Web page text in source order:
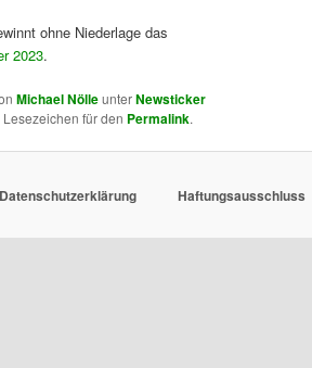
ohne Niederlage das
2023.
Michael NölleunterNewsticker
für den Permalink.
Datenschutzerklärung Haftungsausschluss